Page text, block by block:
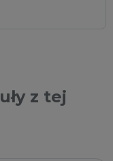
z tej